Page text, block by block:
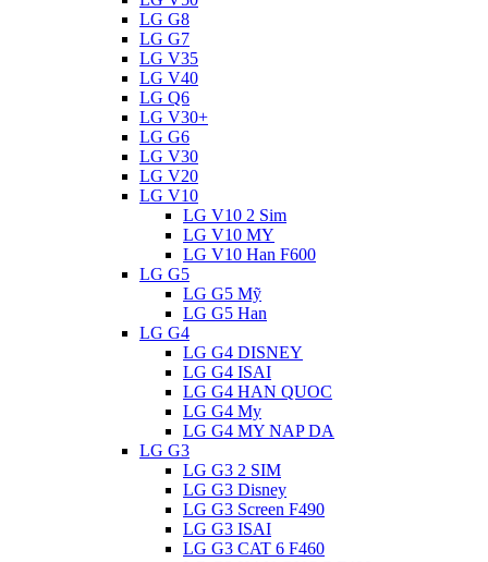
LG G8
LG G7
LG V35
LG V40
LG Q6
LG V30+
LG G6
LG V30
LG V20
LG V10
LG V10 2 Sim
LG V10 MY
LG V10 Han F600
LG G5
LG G5 Mỹ
LG G5 Han
LG G4
LG G4 DISNEY
LG G4 ISAI
LG G4 HAN QUOC
LG G4 My
LG G4 MY NAP DA
LG G3
LG G3 2 SIM
LG G3 Disney
LG G3 Screen F490
LG G3 ISAI
LG G3 CAT 6 F460